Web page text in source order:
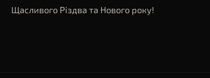
Щасливого Різдва та Нового року!